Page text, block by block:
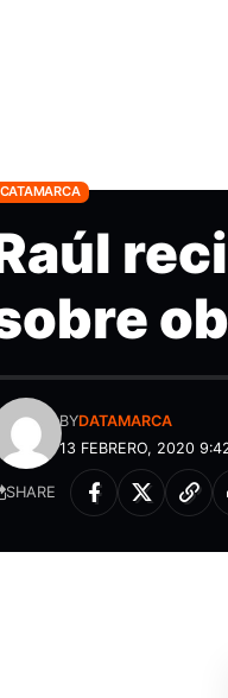
CATAMARCA
13 FEBRERO, 2020
BYDATAMARCA
SHARE